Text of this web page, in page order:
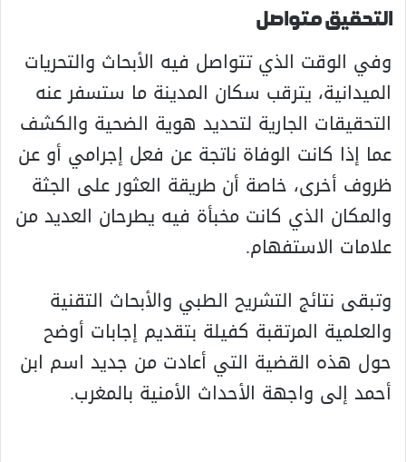
التحقيق متواصل
وفي الوقت الذي تتواصل فيه الأبحاث والتحريات
الميدانية، يترقب سكان المدينة ما ستسفر عنه
التحقيقات الجارية لتحديد هوية الضحية والكشف
عما إذا كانت الوفاة ناتجة عن فعل إجرامي أو عن
ظروف أخرى، خاصة أن طريقة العثور على الجثة
والمكان الذي كانت مخبأة فيه يطرحان العديد من
علامات الاستفهام.
وتبقى نتائج التشريح الطبي والأبحاث التقنية
والعلمية المرتقبة كفيلة بتقديم إجابات أوضح
حول هذه القضية التي أعادت من جديد اسم ابن
أحمد إلى واجهة الأحداث الأمنية بالمغرب.